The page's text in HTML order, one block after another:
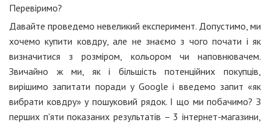
Перевіримо?
Давайте проведемо невеликий експеримент. Допустимо, ми
хочемо купити ковдру, але не знаємо з чого почати і як
визначитися з розміром, кольором чи наповнювачем.
Звичайно ж ми, як і більшість потенційних покупців,
вирішимо запитати поради у Google і введемо запит «як
вибрати ковдру» у пошуковий рядок. І що ми побачимо? З
перших п'яти показаних результатів – 3 інтернет-магазини,